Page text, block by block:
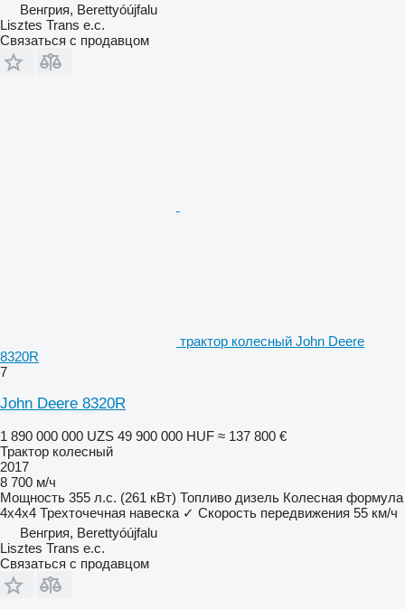
Венгрия, Berettyóújfalu
Lisztes Trans e.c.
Связаться с продавцом
трактор колесный John Deere
8320R
7
John Deere 8320R
1 890 000 000 UZS 49 900 000 HUF ≈ 137 800 €
Трактор колесный
2017
8 700 м/ч
Мощность 355 л.с. (261 кВт) Топливо дизель Колесная формула
4x4x4 Трехточечная навеска ✓ Скорость передвижения 55 км/ч
Венгрия, Berettyóújfalu
Lisztes Trans e.c.
Связаться с продавцом